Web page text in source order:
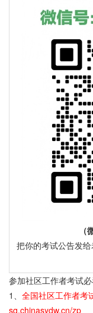
把你的考试公告发
参加社区工作者考试必
1、 全国社区工作者考
sq.chinasydw.cn/zp